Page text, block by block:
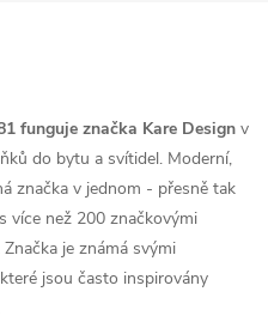
funguje značka Kare Design v
do bytu a svítidel. Moderní,
značka v jednom - přesně tak
více než 200 značkovými
je známá svými
jsou často inspirovány